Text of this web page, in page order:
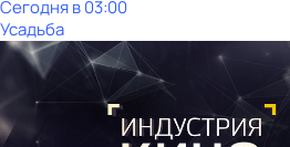
Сегодня в 03:00
Усадьба